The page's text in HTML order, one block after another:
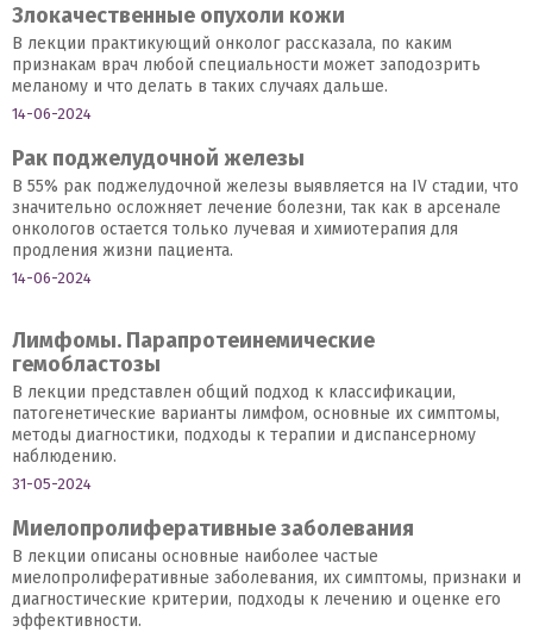
Злокачественные опухоли кожи
В лекции практикующий онколог рассказала, по каким
признакам врач любой специальности может заподозрить
меланому и что делать в таких случаях дальше.
14-06-2024
Рак поджелудочной железы
В 55% рак поджелудочной железы выявляется на IV стадии, что
значительно осложняет лечение болезни, так как в арсенале
онкологов остается только лучевая и химиотерапия для
продления жизни пациента.
14-06-2024
Лимфомы. Парапротеинемические
гемобластозы
В лекции представлен общий подход к классификации,
патогенетические варианты лимфом, основные их симптомы,
методы диагностики, подходы к терапии и диспансерному
наблюдению.
31-05-2024
Миелопролиферативные заболевания
В лекции описаны основные наиболее частые
миелопролиферативные заболевания, их симптомы, признаки и
диагностические критерии, подходы к лечению и оценке его
эффективности.